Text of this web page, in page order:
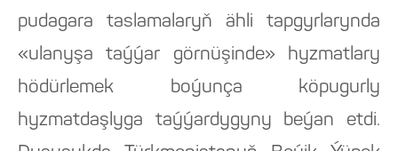
pudagara taslamalaryň ähli tapgyrlarynda
«ulanyşa taýýar görnüşinde» hyzmatlary
hödürlemek boýunça köpugurly
hyzmatdaşlyga taýýardygyny beýan etdi.